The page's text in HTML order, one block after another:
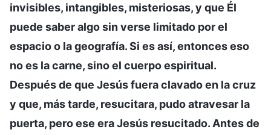
invisibles, intangibles, misteriosas, y que Él
puede saber algo sin verse limitado por el
espacio o la geografía. Si es así, entonces eso
no es la carne, sino el cuerpo espiritual.
Después de que Jesús fuera clavado en la cruz
y que, más tarde, resucitara, pudo atravesar la
puerta, pero ese era Jesús resucitado. Antes de